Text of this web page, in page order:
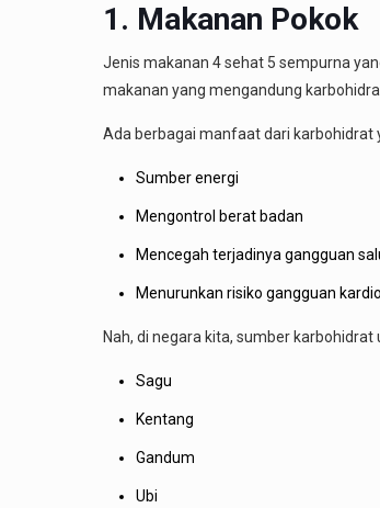
1. Makanan Pokok
Jenis makanan 4 sehat 5 sempurna
makanan yang mengandung
Ada berbagai manfaat dari karbohidrat
Sumber energi
Mengontrol berat badan
Mencegah terjadinya gangguan
Menurunkan risiko gangguan
Nah, di negara kita, sumber
Sagu
Kentang
Gandum
Ubi